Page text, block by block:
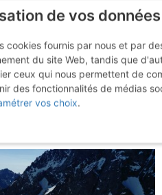
: Traversée W
de vos
cookies fournis par nous et par
du site Web, tandis que
ceux qui nous permettent de
des fonctionnalités de médias
vos choix.